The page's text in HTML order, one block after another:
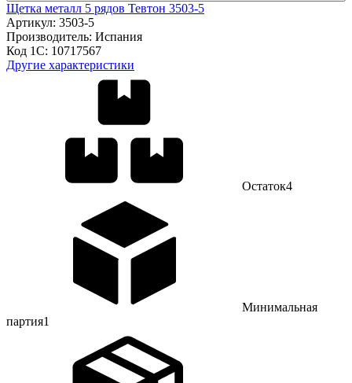
Щетка металл 5 рядов Тевтон 3503-5
Артикул: 3503-5
Производитель: Испания
Код 1С: 10717567
Другие характеристики
Остаток4
Минимальная
партия1